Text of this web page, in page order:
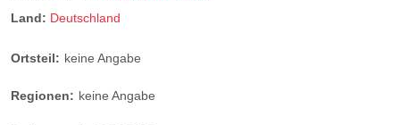
Land: Deutschland
Ortsteil: keine Angabe
Regionen: keine Angabe